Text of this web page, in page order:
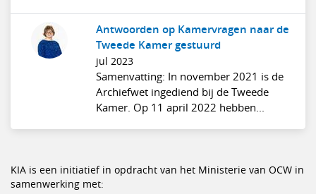
Antwoorden op Kamervragen naar de
Tweede Kamer gestuurd
jul 2023
Samenvatting: In november 2021 is de
Archiefwet ingediend bij de Tweede
Kamer. Op 11 april 2022 hebben...
KIA is een initiatief in opdracht van het Ministerie van OCW in
samenwerking met: